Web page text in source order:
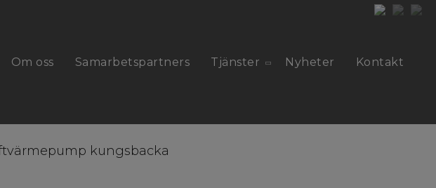
Om oss Samarbetspartners Tjänster Nyheter Kontakt